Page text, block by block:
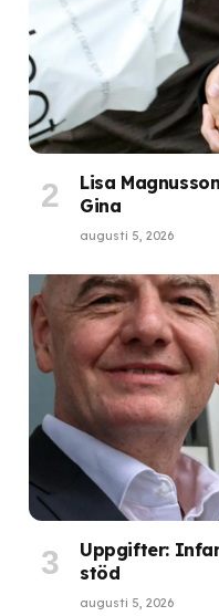
Lisa
Gina
augusti 5, 2026
Uppgifter:
stöd
augusti 5, 2026